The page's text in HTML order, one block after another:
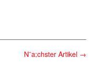
N¨a;chster Artikel →